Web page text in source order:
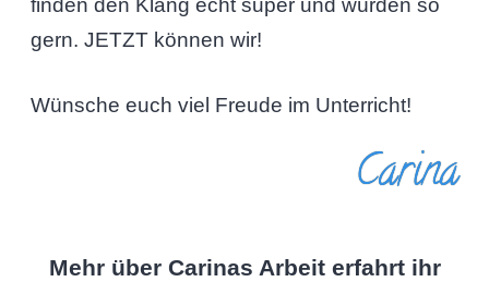
finden den Klang echt super und würden so
gern. JETZT können wir!
Wünsche euch viel Freude im Unterricht!
Carina
Mehr über Carinas Arbeit erfahrt ihr